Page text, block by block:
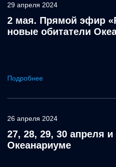
29 апреля 2024
2 мая. Прямой эфир
новые обитатели
Подробнее
26 апреля 2024
27, 28, 29, 30 апреля
Океанариуме